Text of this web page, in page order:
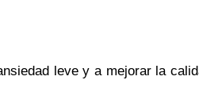
leve y a mejorar la